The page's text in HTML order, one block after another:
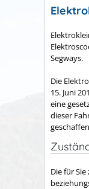
Segways.
Die
15. Juni
eine
dieser
Die für